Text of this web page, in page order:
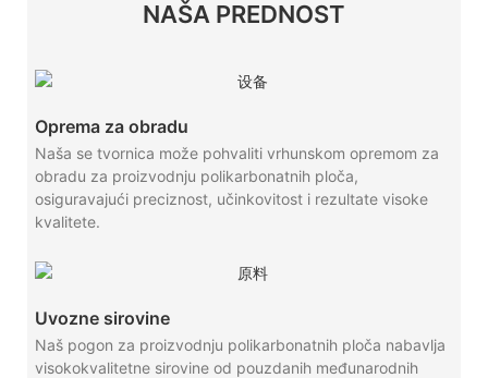
NAŠA PREDNOST
Oprema za obradu
Naša se tvornica može pohvaliti vrhunskom opremom za
obradu za proizvodnju polikarbonatnih ploča,
osiguravajući preciznost, učinkovitost i rezultate visoke
kvalitete.
Uvozne sirovine
Naš pogon za proizvodnju polikarbonatnih ploča nabavlja
visokokvalitetne sirovine od pouzdanih međunarodnih